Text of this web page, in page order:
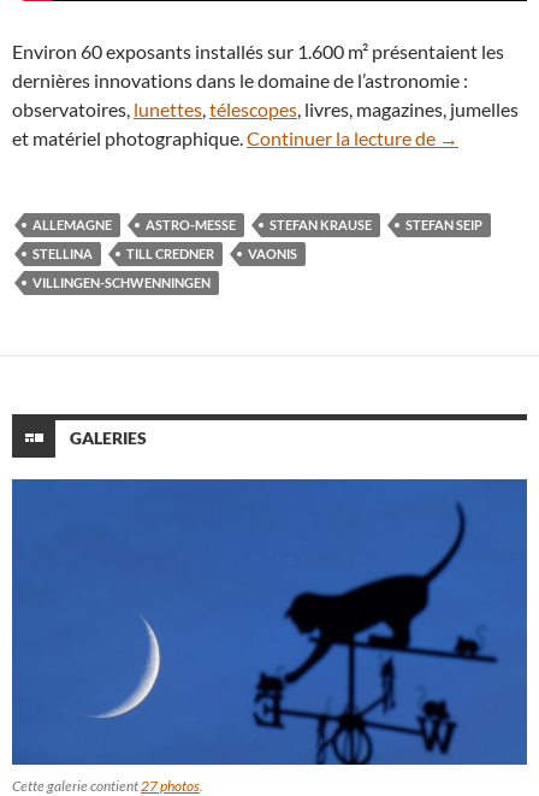
Environ 60 exposants installés sur 1.600 m² présentaient les
dernières innovations dans le domaine de l’astronomie :
observatoires, lunettes,télescopes, livres, magazines, jumelles
et matériel photographique.Continuer la lecture de En vidéo :
→
ALLEMAGNE ASTRO-MESSE STEFAN KRAUSE
STEFAN SEIP
STELLINA
TILL CREDNER
VAONIS
VILLINGEN-SCHWENNINGEN
GALERIES
Cette galerie contient 27 photos